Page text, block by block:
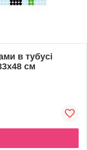
в тубусі
см